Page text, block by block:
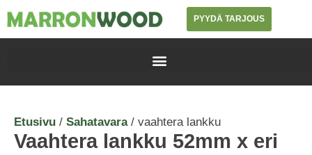
PYYDÄ TARJOUS
Etusivu / Sahatavara/ vaahtera lankku
Vaahtera lankku 52mm x eri